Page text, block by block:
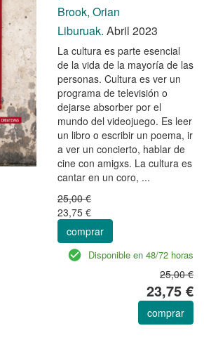
Brook, Orian
Liburuak. Abril 2023
La cultura es parte esencial
de la vida de la mayoría de las
personas. Cultura es ver un
programa de televisión o
dejarse absorber por el
mundo del videojuego. Es leer
un libro o escribir un poema, ir
a ver un concierto, hablar de
cine con amigxs. La cultura es
cantar en un coro, ...
25,00 €
23,75 €
comprar
Disponible en 48/72 horas
25,00 €
23,75 €
comprar